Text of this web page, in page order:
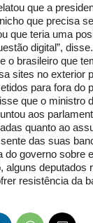
que a
que precisa
que teria uma
digital”,
o brasileiro que
sites no exterior
para fora do
que o ministro
aos
quanto ao
das suas
do governo sobre
alguns deputados
resistência da